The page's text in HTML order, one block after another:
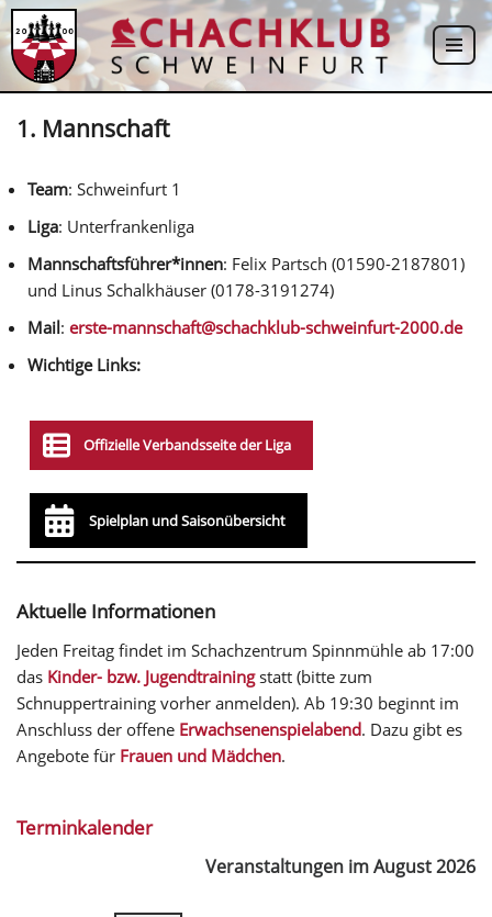
Zum
Inhalt
1. Mannschaft
Team: Schweinfurt 1
Liga: Unterfrankenliga
Mannschaftsführer*innen: Felix Partsch (01590-2187801)
und Linus Schalkhäuser (0178-3191274)
Mail: erste-mannschaft@schachklub-schweinfurt-2000.de
Wichtige Links:
Offizielle Verbandsseite der Liga
Spielplan und Saisonübersicht
Aktuelle Informationen
Jeden Freitag findet im Schachzentrum Spinnmühle ab 17:00
das Kinder- bzw. Jugendtrainingstatt (bitte zum
Schnuppertraining vorher anmelden). Ab 19:30 beginnt im
Anschluss der offene Erwachsenenspielabend. Dazu gibt es
Angebote für Frauen und Mädchen.
Terminkalender
Veranstaltungen im August 2026